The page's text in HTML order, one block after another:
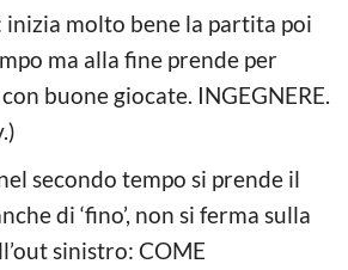
inizia molto bene la partita poi
ma alla fine prende per
buone giocate. INGEGNERE.
secondo tempo si prende il
di ‘fino’, non si ferma sulla
sinistro: COME